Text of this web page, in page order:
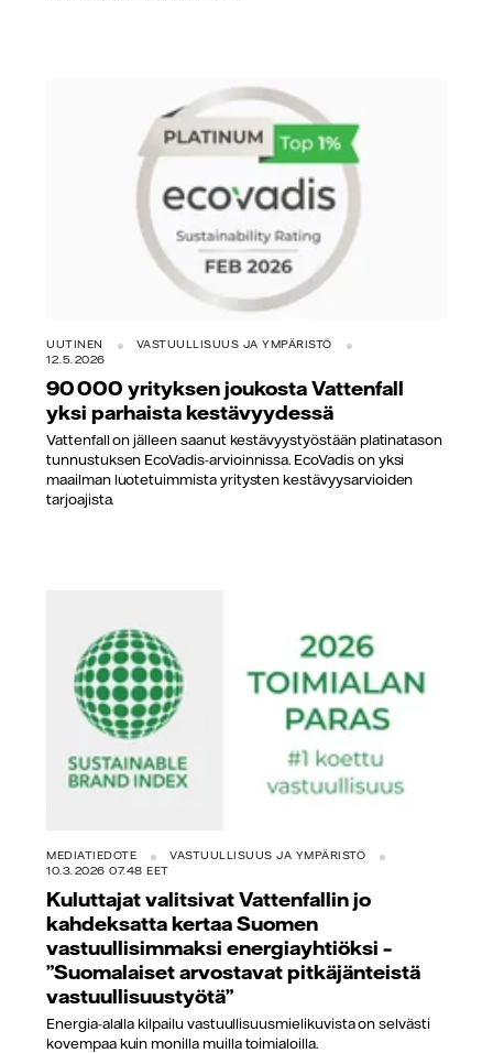
UUTINEN
VASTUULLISUUS JA YMPÄRISTÖ
12.5.2026
90 000 yrityksen joukosta Vattenfall
yksi parhaista kestävyydessä
Vattenfall on jälleen saanut kestävyystyöstään platinatason
tunnustuksen EcoVadis-arvioinnissa. EcoVadis on yksi
maailman luotetuimmista yritysten kestävyysarvioiden
tarjoajista.
MEDIATIEDOTE
VASTUULLISUUS JA YMPÄRISTÖ
10.3.2026 07.48 EET
Kuluttajat valitsivat Vattenfallin jo
kahdeksatta kertaa Suomen
vastuullisimmaksi energiayhtiöksi –
”Suomalaiset arvostavat pitkäjänteistä
vastuullisuustyötä”
Energia-alalla kilpailu vastuullisuusmielikuvista on selvästi
kovempaa kuin monilla muilla toimialoilla.